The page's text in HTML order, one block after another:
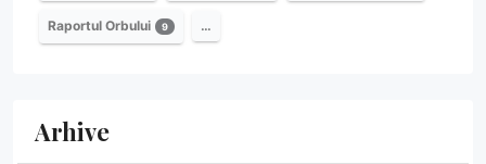
Raportul Orbului 9 …
Arhive